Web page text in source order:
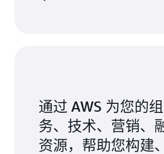
通过 AWS 为您的
务、技术、营销、
资源，帮助您构建